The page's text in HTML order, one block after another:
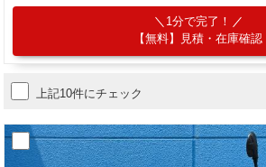
1分で完了！
【無料】見積・在庫確認
上記10件にチェック